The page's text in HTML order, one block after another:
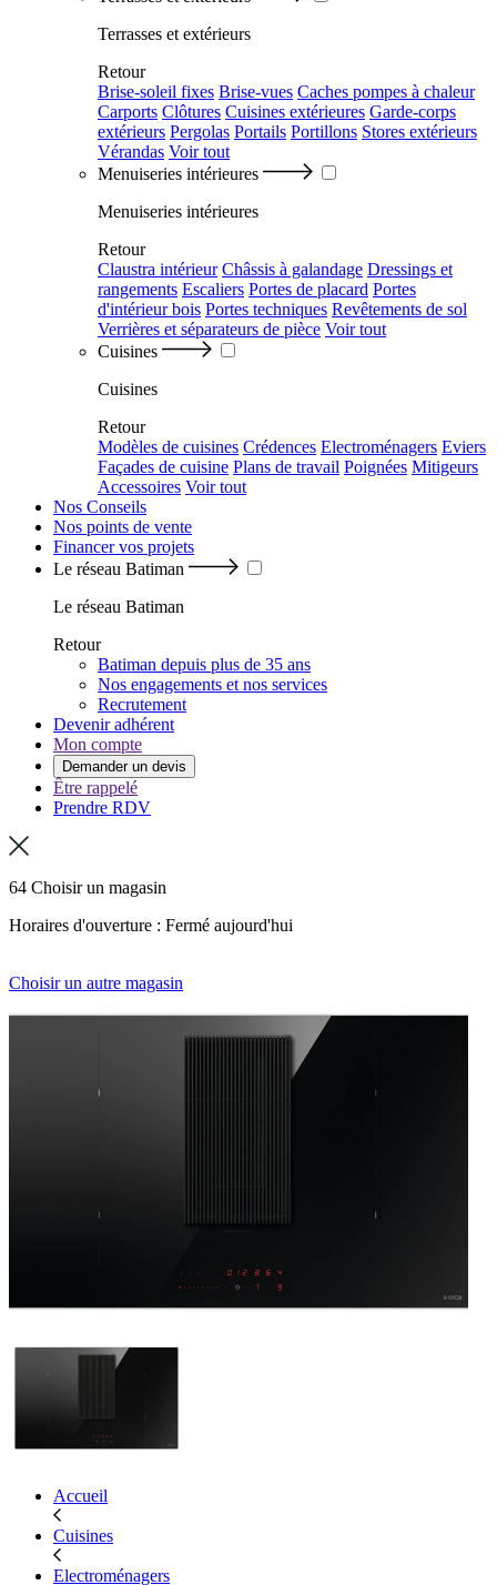
Terrasses et extérieurs
Retour
Brise-soleil fixes Brise-vues Caches pompes à chaleur
Carports Clôtures Cuisines extérieures Garde-corps
extérieurs Pergolas Portails Portillons Stores extérieurs
Vérandas Voir tout
Menuiseries intérieures
Menuiseries intérieures
Retour
Claustra intérieur Châssis à galandage Dressings et
rangements Escaliers Portes de placard Portes
d'intérieur bois Portes techniques Revêtements de sol
Verrières et séparateurs de pièce Voir tout
Cuisines
Cuisines
Retour
Modèles de cuisines Crédences Electroménagers Eviers
Façades de cuisine Plans de travail Poignées Mitigeurs
Accessoires Voir tout
Nos Conseils
Nos points de vente
Financer vos projets
Le réseau Batiman
Le réseau Batiman
Retour
Batiman depuis plus de 35 ans
Nos engagements et nos services
Recrutement
Devenir adhérent
Mon compte
Demander un devis
Être rappelé
Prendre RDV
64 Choisir un magasin
Horaires d'ouverture : Fermé aujourd'hui
Choisir un autre magasin
Accueil
Cuisines
Electroménagers